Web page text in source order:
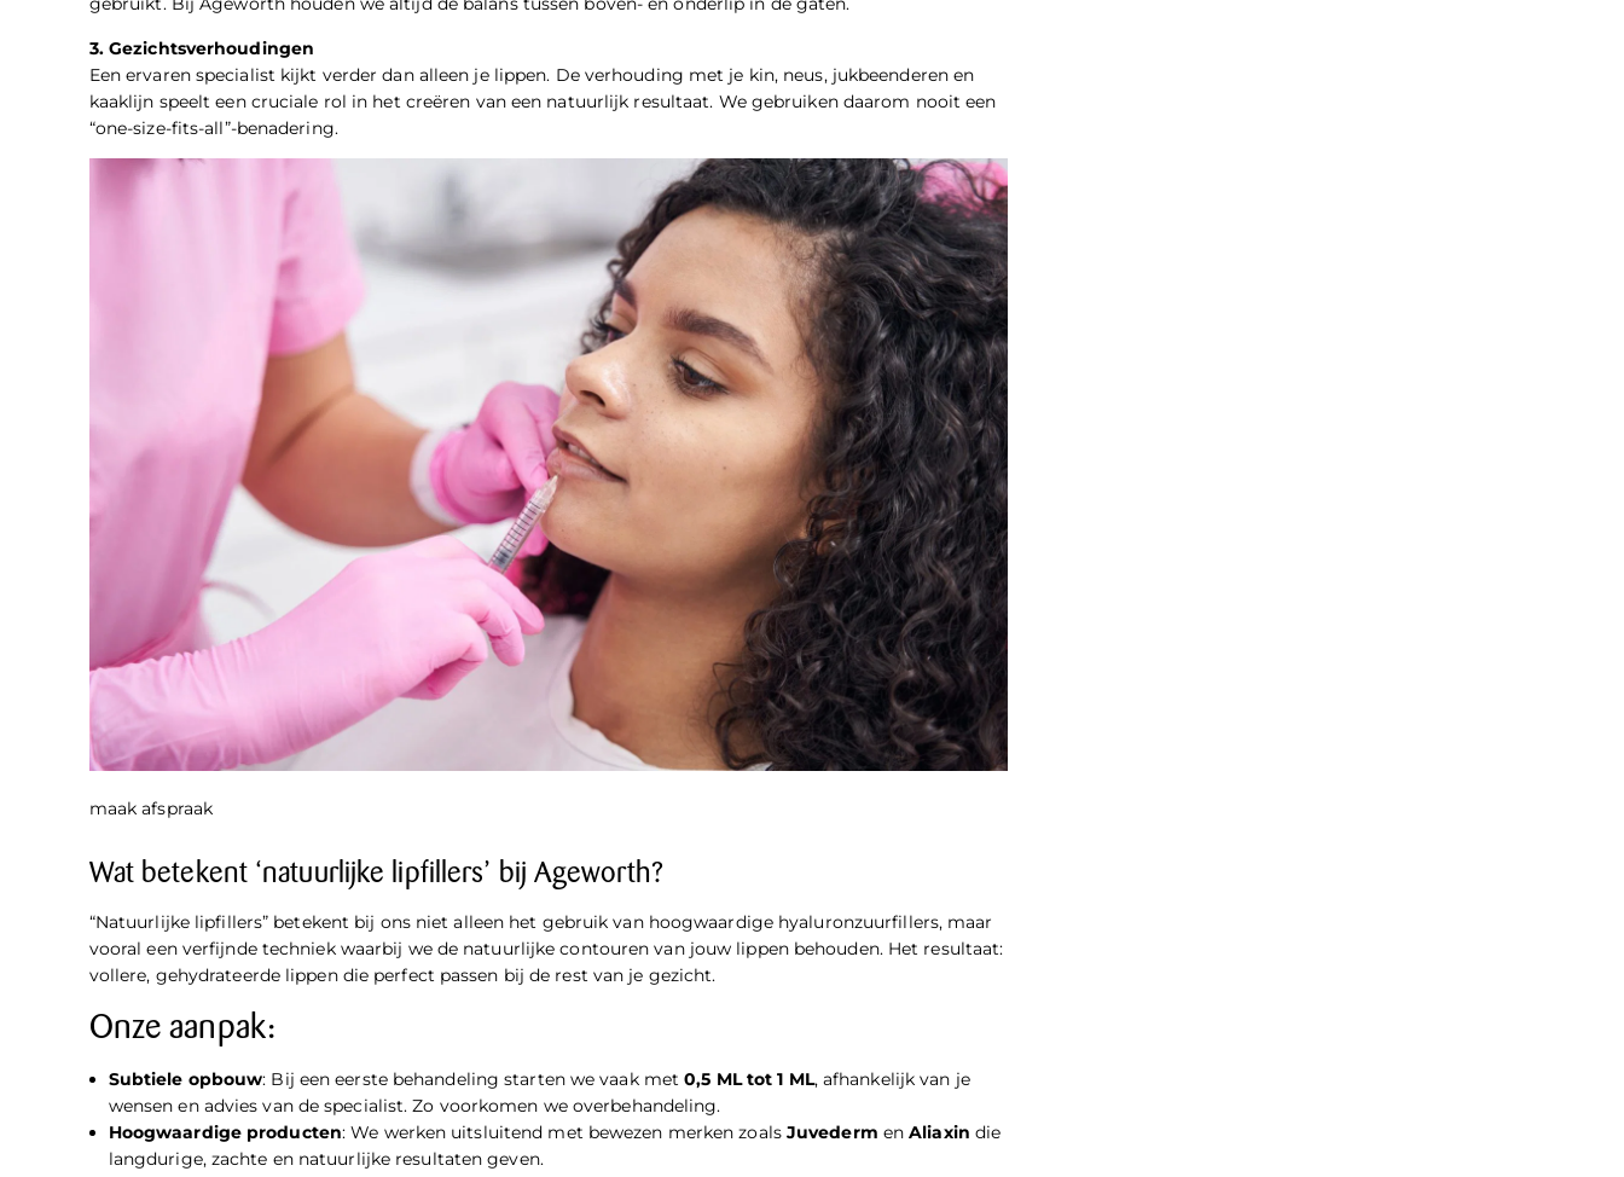
3. Gezichtsverhoudingen
Een ervaren specialist kijkt verder dan alleen je lippen. De verhouding met je kin, neus, jukbeenderen en
kaaklijn speelt een cruciale rol in het creëren van een natuurlijk resultaat. We gebruiken daarom nooit een
“one-size-fits-all”-benadering.
maak afspraak
Wat betekent ‘natuurlijke lipfillers’ bij Ageworth?
“Natuurlijke lipfillers” betekent bij ons niet alleen het gebruik van hoogwaardige hyaluronzuurfillers, maar
vooral een verfijnde techniek waarbij we de natuurlijke contouren van jouw lippen behouden. Het resultaat:
vollere, gehydrateerde lippen die perfect passen bij de rest van je gezicht.
Onze aanpak:
Subtiele opbouw: Bij een eerste behandeling starten we vaak met0,5 ML tot 1 ML, afhankelijk van je
wensen en advies van de specialist. Zo voorkomen we overbehandeling.
Hoogwaardige producten: We werken uitsluitend met bewezen merken zoals Juvederm enAliaxin die
langdurige, zachte en natuurlijke resultaten geven.